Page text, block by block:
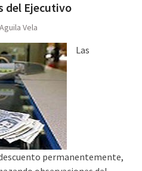
del Ejecutivo
Vela
Las
permanentemente,